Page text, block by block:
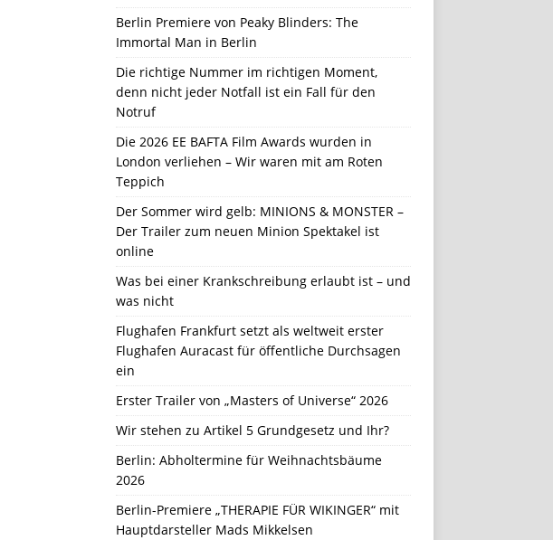
Berlin Premiere von Peaky Blinders: The
Immortal Man in Berlin
Die richtige Nummer im richtigen Moment,
denn nicht jeder Notfall ist ein Fall für den
Notruf
Die 2026 EE BAFTA Film Awards wurden in
London verliehen – Wir waren mit am Roten
Teppich
Der Sommer wird gelb: MINIONS & MONSTER –
Der Trailer zum neuen Minion Spektakel ist
online
Was bei einer Krankschreibung erlaubt ist – und
was nicht
Flughafen Frankfurt setzt als weltweit erster
Flughafen Auracast für öffentliche Durchsagen
ein
Erster Trailer von „Masters of Universe“ 2026
Wir stehen zu Artikel 5 Grundgesetz und Ihr?
Berlin: Abholtermine für Weihnachtsbäume
2026
Berlin-Premiere „THERAPIE FÜR WIKINGER“ mit
Hauptdarsteller Mads Mikkelsen